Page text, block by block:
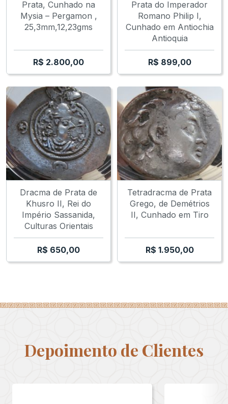
Prata, Cunhado na
Mysia – Pergamon ,
25,3mm,12,23gms
R$ 2.800,00
Prata do Imperador
Romano Philip I,
Cunhado em Antiochia
Antioquia
R$ 899,00
Dracma de Prata de
Khusro II, Rei do
Império Sassanida,
Culturas Orientais
R$ 650,00
Tetradracma de Prata
Grego, de Demétrios
II, Cunhado em Tiro
R$ 1.950,00
Depoimento de Clientes